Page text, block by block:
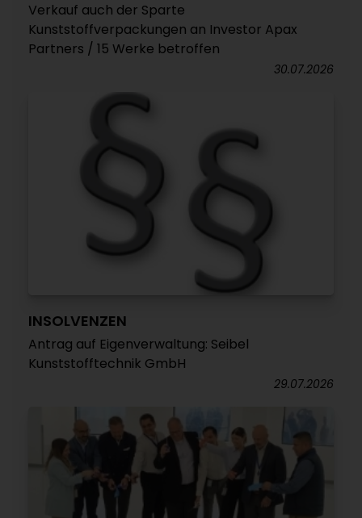
Verkauf auch der Sparte
Kunststoffverpackungen an Investor Apax
Partners / 15 Werke betroffen
30.07.2026
INSOLVENZEN
Antrag auf Eigenverwaltung: Seibel
Kunststofftechnik GmbH
29.07.2026